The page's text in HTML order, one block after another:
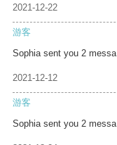
2021-12-22
游客
Sophia sent you 2 messa
2021-12-12
游客
Sophia sent you 2 messa